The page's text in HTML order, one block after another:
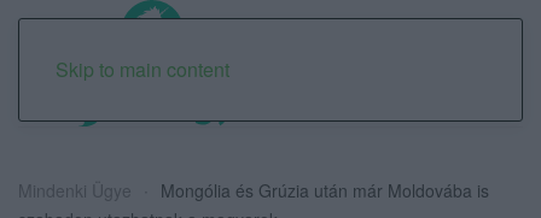
Skip to main content
Mindenki Ügye
Mongólia és Grúzia után már Moldovába is